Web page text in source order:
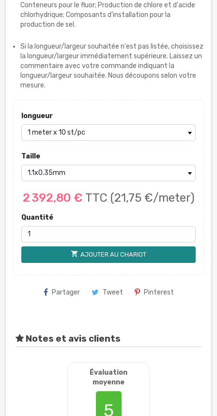
Conteneurs pour le fluor; Production de chlore et d'acide
chlorhydrique; Composants d'installation pour la
production de sel.
Si la longueur/largeur souhaitée n'est pas listée, choisissez
la longueur/largeur immédiatement supérieure. Laissez un
commentaire avec votre commande indiquant la
longueur/largeur souhaitée. Nous découpons selon votre
mesure.
longueur
Taille
2 392,80 € TTC (21,75 €/meter)
Quantité
shopping_cart AJOUTER AU CHARIOT
Partager Tweet Pinterest
Notes et avis clients
Évaluation
moyenne
5